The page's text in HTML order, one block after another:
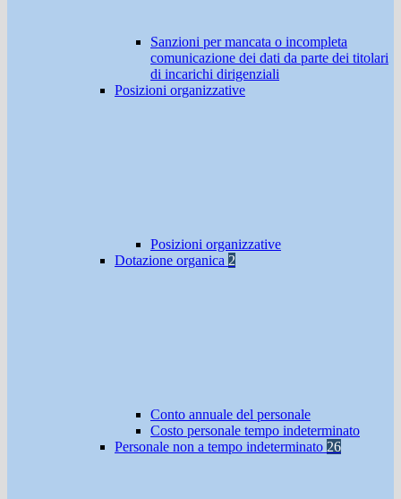
Sanzioni per mancata o incompleta
comunicazione dei dati da parte dei titolari
di incarichi dirigenziali
Posizioni organizzative
Posizioni organizzative
Dotazione organica 2
Conto annuale del personale
Costo personale tempo indeterminato
Personale non a tempo indeterminato 26